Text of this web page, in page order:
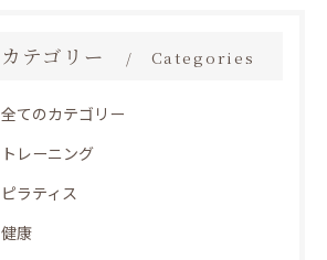
カテゴリー Categories
全てのカテゴリー
トレーニング
ピラティス
健康